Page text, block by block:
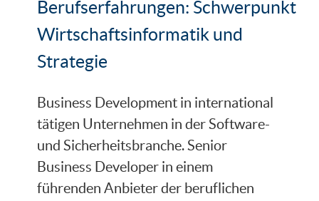
Berufserfahrungen: Schwerpunkt
Wirtschaftsinformatik und
Strategie
Business Development in international
tätigen Unternehmen in der Software-
und Sicherheitsbranche. Senior
Business Developer in einem
führenden Anbieter der beruflichen